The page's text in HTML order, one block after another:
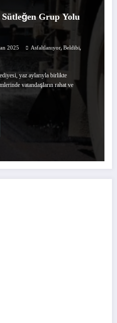
Grup Yolu
2025 Asfaltlanıyor, Beldibi,
yaz aylarıyla birlikte
vatandaşların rahat ve